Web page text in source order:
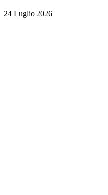
24 Luglio 2026